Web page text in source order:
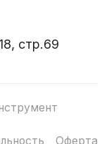
стр.69
Оферта